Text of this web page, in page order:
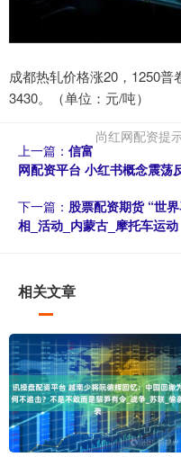
成都热轧价格涨20，1250普
3430。（单位：元/吨）
尚红网配资提
上一篇： 信富
网配资平台 小红书概念震荡
下一篇： 股票配资期货 “世
相_活动_内蒙古_摩托车运动
相关文章